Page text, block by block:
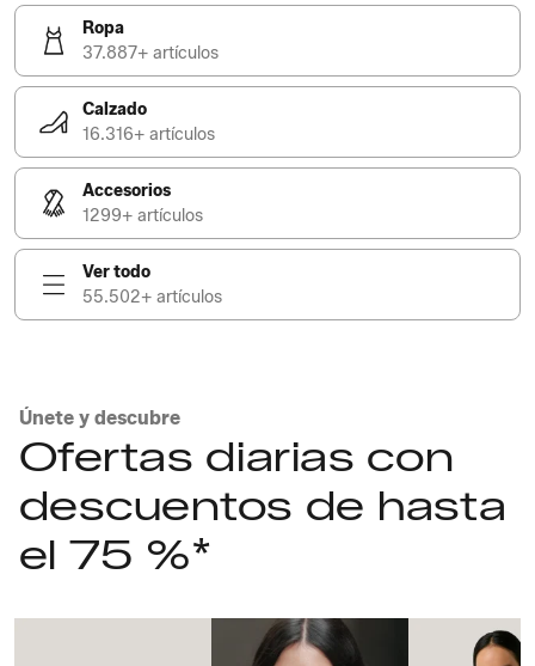
Ropa
37.887+ artículos
Calzado
16.316+ artículos
Accesorios
1299+ artículos
Ver todo
55.502+ artículos
Únete y descubre
Ofertas diarias con
descuentos de hasta
el 75 %*